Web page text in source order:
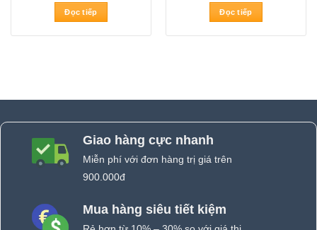
Đọc tiếp Đọc tiếp
Giao hàng cực nhanh
Miễn phí với đơn hàng trị giá trên
900.000đ
Mua hàng siêu tiết kiệm